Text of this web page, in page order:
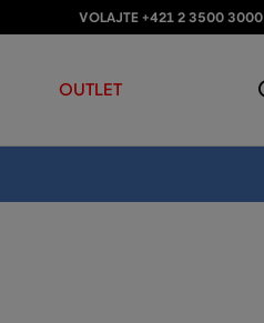
VOLAJTE +421 2 3500 3000
OUTLET